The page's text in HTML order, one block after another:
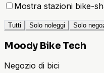
Mostra stazioni bike-
Tutti
Solo noleggi Solo
Moody Bike Tech
Negozio di bici